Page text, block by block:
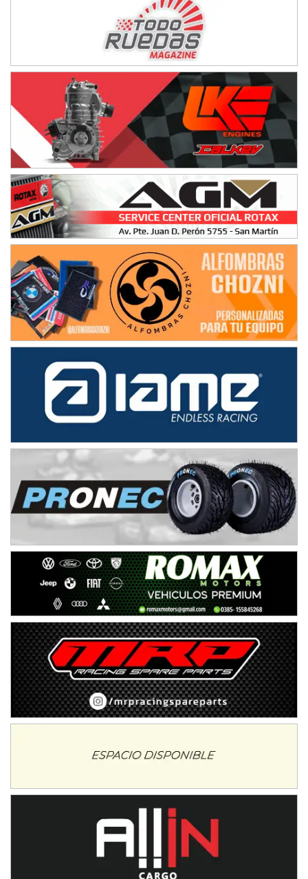
NORESTE SANTAFESINO - F6
Ciudad de Avellaneda (Asfalto)
SUR SANTAFESINO - F4
José Samuel Sánchez (Tierra)
Rufino (Santa Fe)
TUCUMANO - F5
Juan Navarro (Asfalto)
El Timbó (Tucumán)